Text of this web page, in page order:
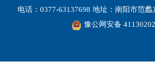
电话：0377-63137698 地址：南阳市范
豫公网安备